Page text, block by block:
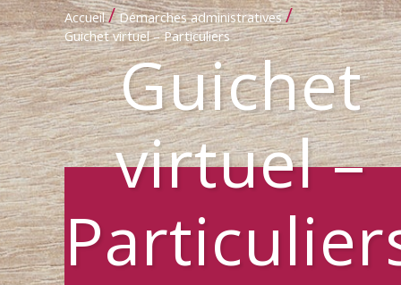
Accueil / Démarches administratives /
Guichet virtuel – Particuliers
Guichet
virtuel –